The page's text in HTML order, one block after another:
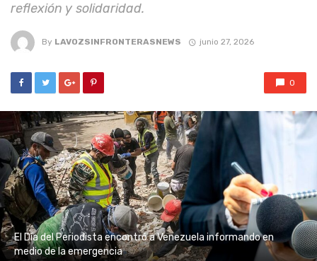
reflexión y solidaridad.
By LAVOZSINFRONTERASNEWS junio 27, 2026
0
El Día del Periodista encontró a Venezuela informando en
medio de la emergencia